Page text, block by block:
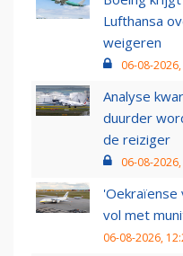
Lufthansa
weigeren
06-08-
Analyse
duurder
de reiziger
06-08-
'Oekraïense
vol met
06-08-2026,